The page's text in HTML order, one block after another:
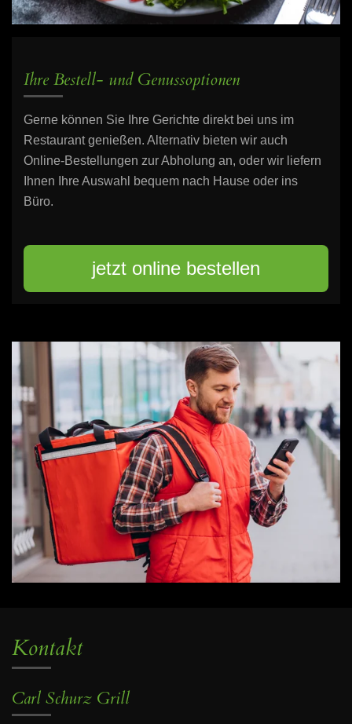
Ihre Bestell- und Genussoptionen
Gerne können Sie Ihre Gerichte direkt bei uns im
Restaurant genießen. Alternativ bieten wir auch
Online-Bestellungen zur Abholung an, oder wir liefern
Ihnen Ihre Auswahl bequem nach Hause oder ins
Büro.
jetzt online bestellen
Kontakt
Carl Schurz Grill